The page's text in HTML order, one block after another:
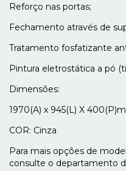
Reforço nas portas;
Fechamento através de
Tratamento fosfatizante
Pintura eletrostática a pó
Dimensões:
1970(A) x 945(L) X
COR: Cinza
Para mais opções de
consulte o departamento